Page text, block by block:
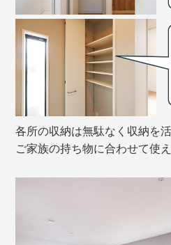
各所の収納は無駄なく収納を
ご家族の持ち物に合わせて使え